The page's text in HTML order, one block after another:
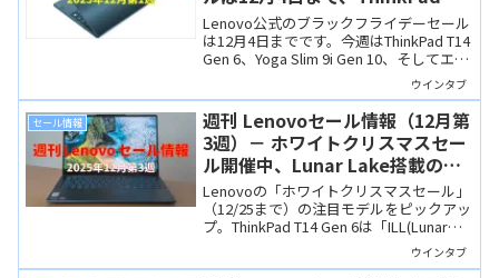
T14やYoga Slim 9iが安い！
Lenovo公式のブラックフライデーセール
は12月4日までです。今週はThinkPad T14
Gen 6、Yoga Slim 9i Gen 10、そしてエン
トリータブのIdea Tabを取り上げましウインタブ
セール情報
週刊 Lenovoセール情報（12月第
3週）－ ホワイトクリスマスセー
ル開催中、Lunar Lake搭載の
ThinkPad T14 Gen 6が安い！
Lenovoの「ホワイトクリスマスセール」
（12/25まで）の注目モデルをピックアッ
プ。ThinkPad T14 Gen 6は「ILL(Lunar
Lake搭載のCopilot+ PC）」が値下げ。ハ
イエンドタブレットのYoga Tab Plusはキ
ウインタブ